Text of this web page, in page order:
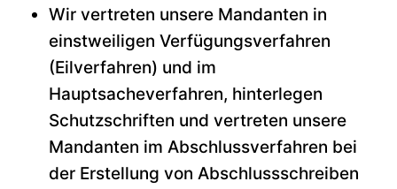
Wir vertreten unsere Mandanten in
einstweiligen Verfügungsverfahren
(Eilverfahren) und im
Hauptsacheverfahren, hinterlegen
Schutzschriften und vertreten unsere
Mandanten im Abschlussverfahren bei
der Erstellung von Abschlussschreiben